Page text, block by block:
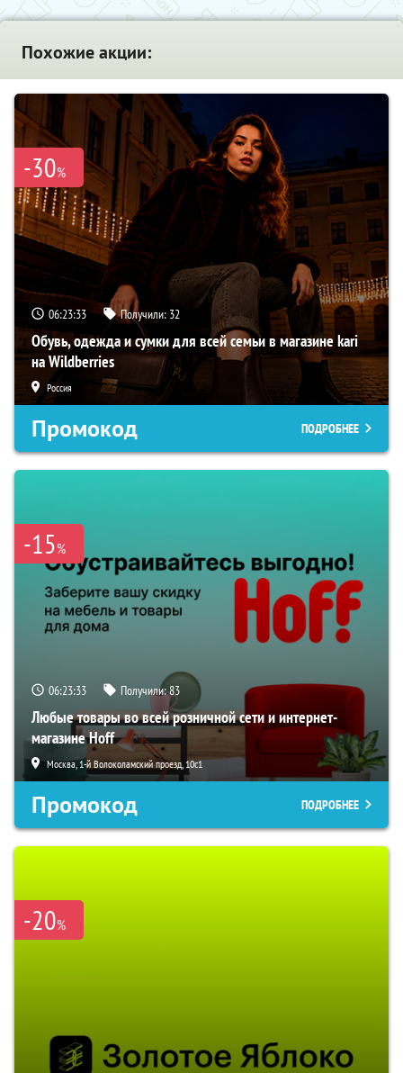
Похожие акции:
-30%
06:23:32 Получили: 32
Обувь, одежда и сумки для всей семьи в магазине kari
на Wildberries
Россия
Промокод ПОДРОБНЕЕ
-15%
06:23:32 Получили:83
Любые товары во всей розничной сети и интернет-
магазине Hoff
Москва, 1-й Волоколамский проезд, 10с1
Промокод ПОДРОБНЕЕ
-20%